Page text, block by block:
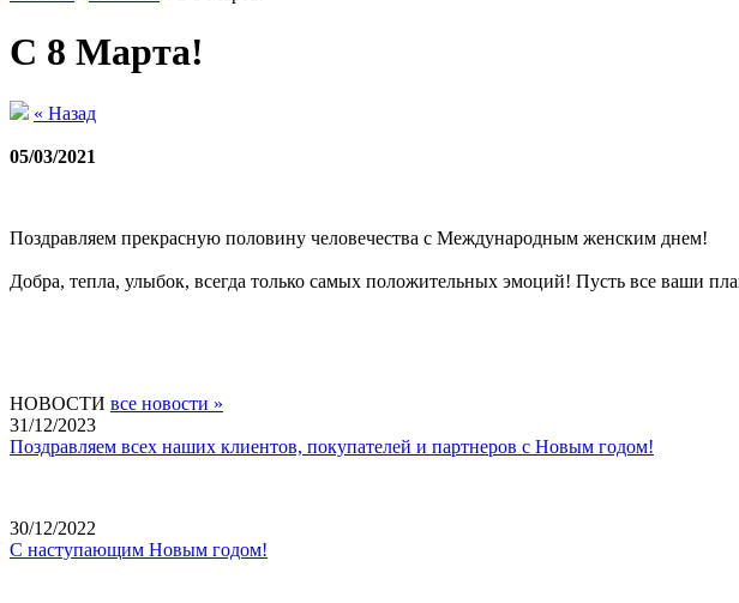
С 8 Марта!
« Назад
05/03/2021
Поздравляем прекрасную половину человечества с Международным женским днем!
Добра, тепла, улыбок, всегда только самых положительных эмоций! Пусть все ваши
НОВОСТИ все новости »
31/12/2023
Поздравляем всех наших клиентов, покупателей и партнеров с Новым годом!
30/12/2022
С наступающим Новым годом!